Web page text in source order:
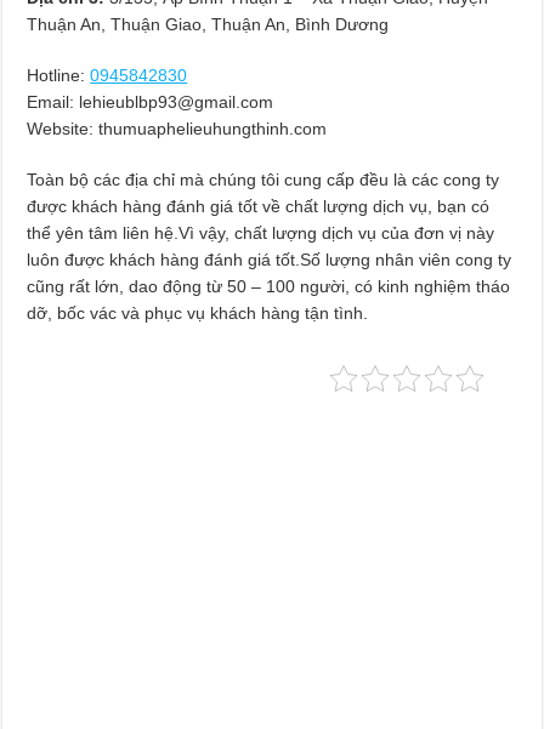
Thuận An, Thuận Giao, Thuận An, Bình Dương
Hotline: 0945842830
Email: lehieublbp93@gmail.com
Website: thumuaphelieuhungthinh.com
Toàn bộ các địa chỉ mà chúng tôi cung cấp đều là các cong ty
được khách hàng đánh giá tốt về chất lượng dịch vụ, bạn có
thể yên tâm liên hệ.Vì vậy, chất lượng dịch vụ của đơn vị này
luôn được khách hàng đánh giá tốt.Số lượng nhân viên cong ty
cũng rất lớn, dao động từ 50 – 100 người, có kinh nghiệm tháo
dỡ, bốc vác và phục vụ khách hàng tận tình.